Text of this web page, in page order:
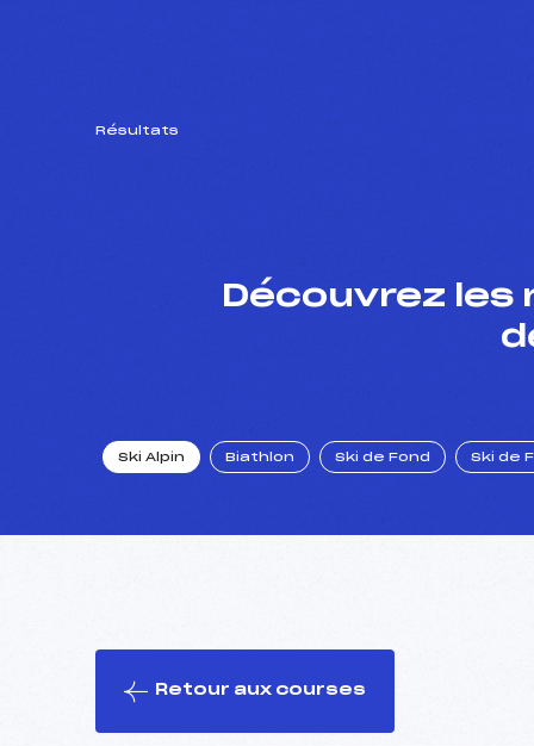
Résultats
Découvrez
Ski Alpin Biathlon Ski de Fond Ski de
Retour aux courses